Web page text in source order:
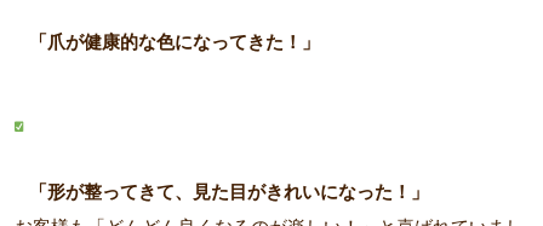
「爪が健康的な色になってきた！」
「形が整ってきて、見た目がきれいになった！」